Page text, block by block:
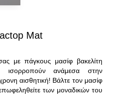
Mat
με πάγκους μασίφ βακελίτη
ανάμεσα στην
αισθητική! Βάλτε τον μασίφ
των μοναδικών του